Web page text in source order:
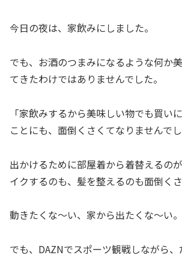
今日の夜は、家飲みにしました。
でも、お酒のつまみになるような何か
てきたわけではありませんでした。
「家飲みするから美味しい物でも買い
ことにも、面倒くさくてなりませんでし
出かけるために部屋着から着替えるの
イクするのも、髪を整えるのも面倒くさ
動きたくな～い、家から出たくな～い。
でも、DAZNでスポーツ観戦しながら